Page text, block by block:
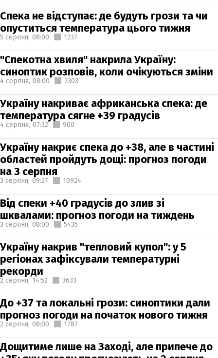
Спека не відступає: де будуть грози та чи
опуститься температура цього тижня
5 серпня, 08:00 1237
"Спекотна хвиля" накрила Україну:
синоптик розповів, коли очікуються зміни
4 серпня, 08:00 2303
Україну накриває африканська спека: де
температура сягне +39 градусів
4 серпня, 07:32 900
Україну накриє спека до +38, але в частині
областей пройдуть дощі: прогноз погоди
на 3 серпня
3 серпня, 09:27 10924
Від спеки +40 градусів до злив зі
шквалами: прогноз погоди на тиждень
3 серпня, 08:00 5435
Україну накрив "тепловий купол": у 5
регіонах зафіксували температурні
рекорди
2 серпня, 14:52 3633
До +37 та локальні грози: синоптики дали
прогноз погоди на початок нового тижня
2 серпня, 08:00 1787
Дощитиме лише на Заході, але припече до